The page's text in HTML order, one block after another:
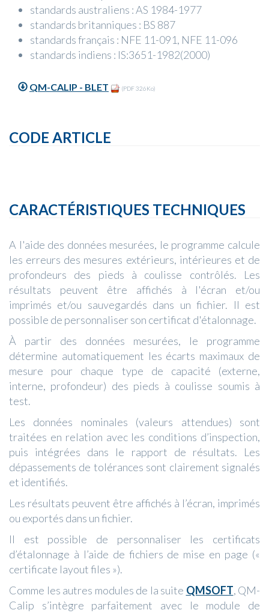
standards australiens : AS 1984-1977
standards britanniques : BS 887
standards français : NFE 11-091, NFE 11-096
standards indiens : IS:3651-1982(2000)
QM-CALIP - BLET (PDF 326Ko)
CODE ARTICLE
CARACTÉRISTIQUES TECHNIQUES
A l'aide des données mesurées, le programme calcule
les erreurs des mesures extérieurs, intérieures et de
profondeurs des pieds à coulisse contrôlés. Les
résultats peuvent être affichés à l'écran et/ou
imprimés et/ou sauvegardés dans un fichier. Il est
possible de personnaliser son certificat d'étalonnage.
À partir des données mesurées, le programme
détermine automatiquement les écarts maximaux de
mesure pour chaque type de capacité (externe,
interne, profondeur) des pieds à coulisse soumis à
test.
Les données nominales (valeurs attendues) sont
traitées en relation avec les conditions d’inspection,
puis intégrées dans le rapport de résultats. Les
dépassements de tolérances sont clairement signalés
et identifiés.
Les résultats peuvent être affichés à l’écran, imprimés
ou exportés dans un fichier.
Il est possible de personnaliser les certificats
d’étalonnage à l’aide de fichiers de mise en page («
certificate layout files »).
Comme les autres modules de la suite QMSOFT, QM-
Calip s’intègre parfaitement avec le module de